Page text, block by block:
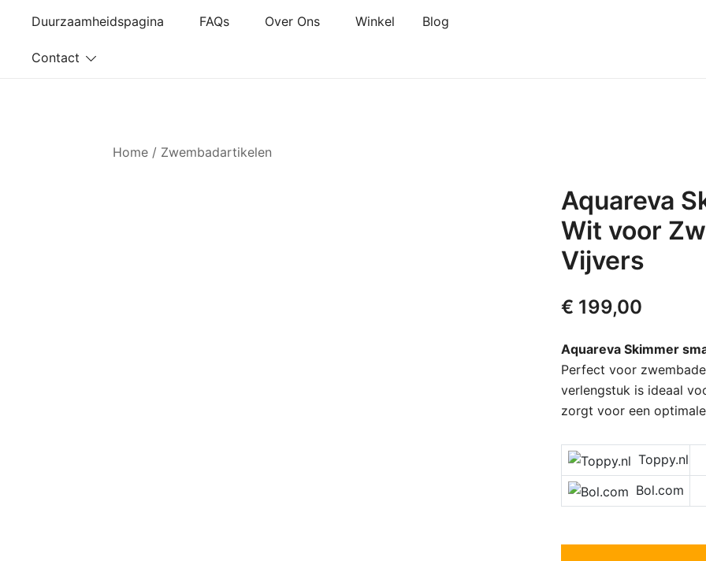
Duurzaamheidspagina FAQs Over Ons Winkel Blog
Contact
Home / Zwembadartikelen
Aquareva
Wit voor
Vijvers
€ 199,00
Aquareva Skimmer
Perfect voor
verlengstuk is ideaal
zorgt voor een
Toppy.nl
Bol.com